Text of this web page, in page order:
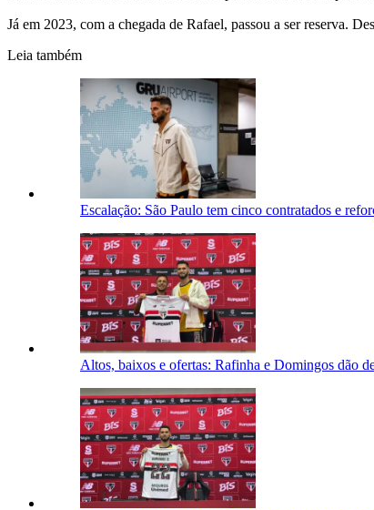
Já em 2023, com a chegada de Rafael, passou a ser reserva.
Leia também
Escalação: São Paulo tem cinco contratados e
Altos, baixos e ofertas: Rafinha e Domingos dão